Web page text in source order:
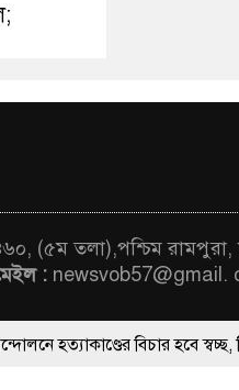
(৫ম তলা),পশ্চিম রামপুরা,
: newsvob57@gmail.
বিচার হবে স্বচ্ছ, নিরপেক্ষ ও